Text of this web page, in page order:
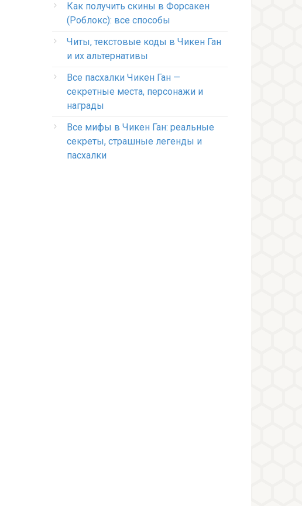
Как получить скины в Форсакен
(Роблокс): все способы
Читы, текстовые коды в Чикен Ган
и их альтернативы
Все пасхалки Чикен Ган —
секретные места, персонажи и
награды
Все мифы в Чикен Ган: реальные
секреты, страшные легенды и
пасхалки